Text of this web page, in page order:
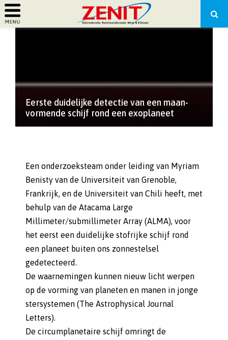
PRIMARY
Eerste duidelijke detectie van een maan-
vormende schijf rond een exoplaneet
Een onderzoeksteam onder leiding van Myriam
Benisty van de Universiteit van Grenoble,
Frankrijk, en de Universiteit van Chili heeft, met
behulp van de Atacama Large
Millimeter/submillimeter Array (ALMA), voor
het eerst een duidelijke stofrijke schijf rond
een planeet buiten ons zonnestelsel
gedetecteerd.
De waarnemingen kunnen nieuw licht werpen
op de vorming van planeten en manen in jonge
stersystemen (The Astrophysical Journal
Letters).
De circumplanetaire schijf omringt de